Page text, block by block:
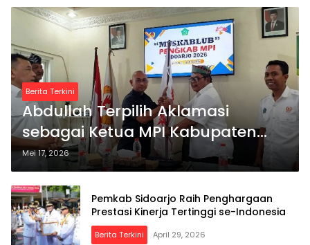
Berita Terkini
Abdullah Terpilih Aklamasi
sebagai Ketua MPI Kabupaten
Sidoarjo 2026–2030
Mei 17, 2026
Pemkab Sidoarjo Raih Penghargaan
Prestasi Kinerja Tertinggi se-Indonesia
Berita Terkini April 29, 2026